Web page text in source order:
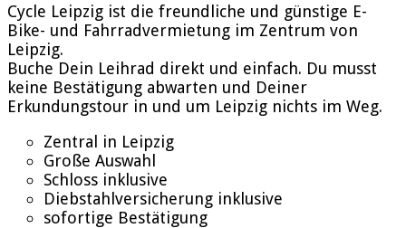
Cycle Leipzig ist die freundliche und günstige E-
Bike- und Fahrradvermietung im Zentrum von
Leipzig.
Buche Dein Leihrad direkt und einfach. Du musst
keine Bestätigung abwarten und Deiner
Erkundungstour in und um Leipzig nichts im Weg.
Zentral in Leipzig
Große Auswahl
Schloss inklusive
Diebstahlversicherung inklusive
sofortige Bestätigung